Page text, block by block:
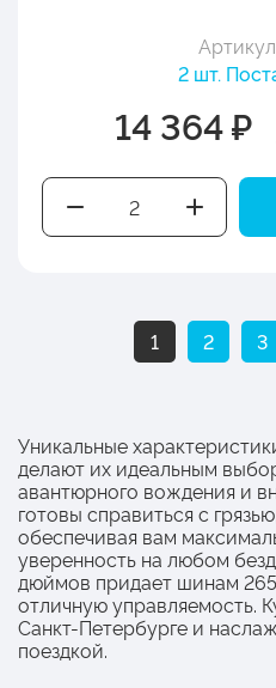
2 шт.
14 364 ₽
1 2 3
Уникальные
делают их идеальным
авантюрного вождения и
готовы справиться с
обеспечивая вам
уверенность на любом
дюймов придает шинам
отличную управляемость.
Санкт-Петербурге и
поездкой.